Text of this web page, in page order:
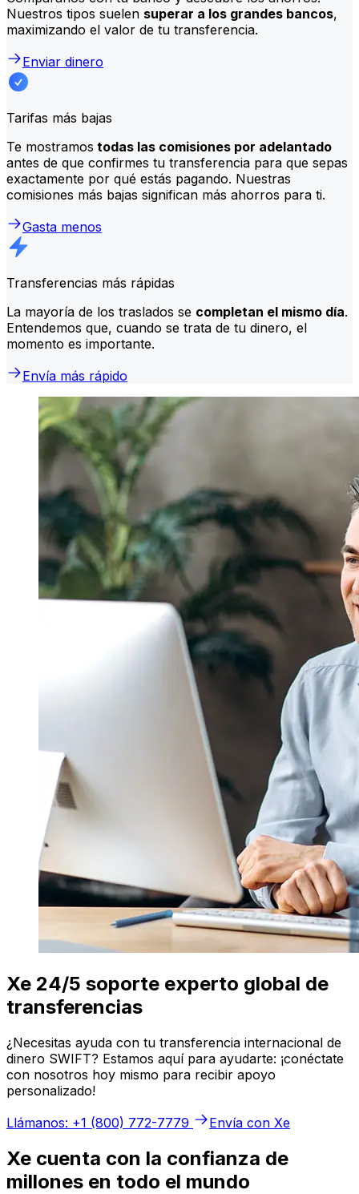
Nuestros tipos suelen superar a los grandes bancos,
maximizando el valor de tu transferencia.
Enviar dinero
Tarifas más bajas
Te mostramos todas las comisiones por adelantado
antes de que confirmes tu transferencia para que sepas
exactamente por qué estás pagando. Nuestras
comisiones más bajas significan más ahorros para ti.
Gasta menos
Transferencias más rápidas
La mayoría de los traslados se completan el mismo día.
Entendemos que, cuando se trata de tu dinero, el
momento es importante.
Envía más rápido
Xe 24/5 soporte experto global de
transferencias
¿Necesitas ayuda con tu transferencia internacional de
dinero SWIFT? Estamos aquí para ayudarte: ¡conéctate
con nosotros hoy mismo para recibir apoyo
personalizado!
Llámanos: +1 (800) 772-7779
Envía con Xe
Xe cuenta con la confianza de
millones en todo el mundo